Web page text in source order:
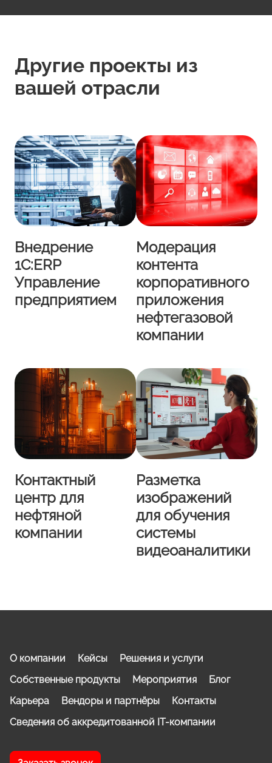
Другие проекты из
вашей отрасли
Внедрение
1С:ERP
Управление
предприятием
Модерация
контента
корпоративного
приложения
нефтегазовой
компании
Контактный
центр для
нефтяной
компании
Разметка
изображений
для обучения
системы
видеоаналитики
О компании Кейсы
Решения и услуги
Собственные продукты
Мероприятия
Блог
Карьера
Вендоры и партнёры
Контакты
Сведения об аккредитованной IT-компании